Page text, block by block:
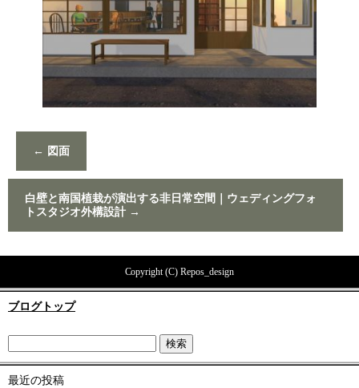
← 図面
白壁と南国植栽が演出する非日常空間｜ウェディングフォ
トスタジオ外構設計 →
Copyright (C) Repos_design
ブログトップ
最近の投稿